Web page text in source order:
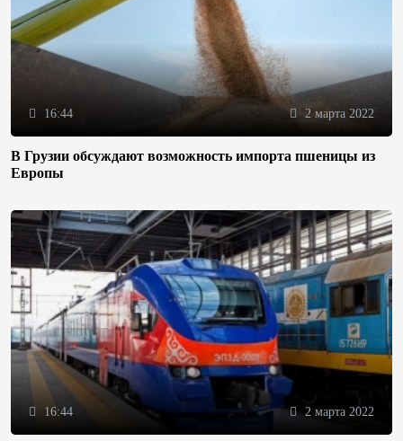
16:44 2 марта 2022
В Грузии обсуждают возможность импорта пшеницы из
Европы
16:44 2 марта 2022